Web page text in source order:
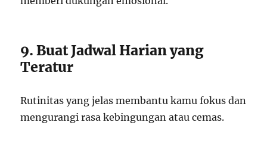
9. Buat Jadwal Harian yang
Teratur
Rutinitas yang jelas membantu kamu fokus dan
mengurangi rasa kebingungan atau cemas.